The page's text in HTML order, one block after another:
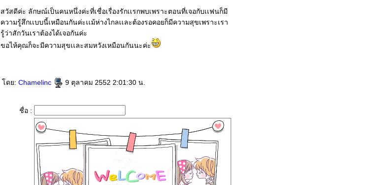
สวัสดีค่ะ ลักษณ์เป็นคนหนึ่งค่ะที่เชื่อเรื่องรักเเรกพบเพราะตอนที่เจอกับเเฟนก็มี
ความรู้สึกเเบบนี้เหมือนกันค่ะเเม้ห่างไกลเเละต้องรอคอยก็มีความสุขเพราะเรา
รู้ว่าสักวันเราต้องได้เจอกันค่ะ
ขอไห้คุณก็จะมีความสุขเเละสมหวังเหมือนกันนะค่ะ
ดย: Chamelinc 9 ตุลาคม 2552 2:01:30 น.
ชื่อ :